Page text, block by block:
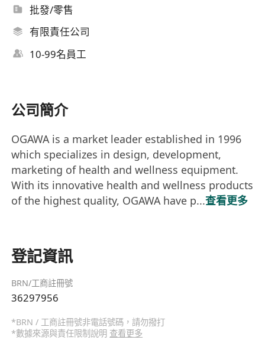
批發/零售
有限責任公司
10-99名員工
公司簡介
OGAWA is a market leader established in 1996
which specializes in design, development,
marketing of health and wellness equipment.
With its innovative health and wellness products
of the highest quality, OGAWA have p...查看更多
登記資訊
BRN/工商註冊號
36297956
*BRN / 工商註冊號非電話號碼，請勿撥打
*數據來源與責任限制說明 查看更多